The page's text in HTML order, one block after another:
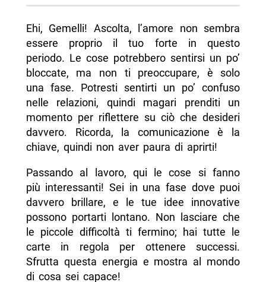
Ehi, Gemelli! Ascolta, l’amore non sembra
essere proprio il tuo forte in questo
periodo. Le cose potrebbero sentirsi un po’
bloccate, ma non ti preoccupare, è solo
una fase. Potresti sentirti un po’ confuso
nelle relazioni, quindi magari prenditi un
momento per riflettere su ciò che desideri
davvero. Ricorda, la comunicazione è la
chiave, quindi non aver paura di aprirti!
Passando al lavoro, qui le cose si fanno
più interessanti! Sei in una fase dove puoi
davvero brillare, e le tue idee innovative
possono portarti lontano. Non lasciare che
le piccole difficoltà ti fermino; hai tutte le
carte in regola per ottenere successi.
Sfrutta questa energia e mostra al mondo
di cosa sei capace!